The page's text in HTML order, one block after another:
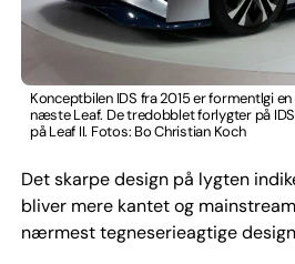
Konceptbilen IDS fra 2015 er formentlgi
næste Leaf. De tredobblet forlygter på
på Leaf II. Fotos: Bo Christian Koch
Det skarpe design på lygten
bliver mere kantet og
nærmest tegneserieagtige